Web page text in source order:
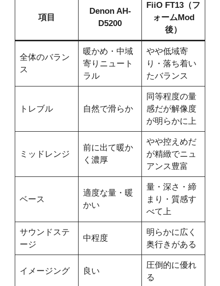
項目
Denon AH-
D5200
FiiO FT13（フ
ォームMod
後）
全体のバラン
ス
暖かめ・中域
寄りニュート
ラル
やや低域寄
り・落ち着い
たバランス
トレブル 自然で滑らか
同等程度の量
感だが解像度
が明らかに上
ミッドレンジ
前に出て暖か
く濃厚
やや控えめだ
が精緻でニュ
アンス豊富
ベース
適度な量・暖
かい
量・深さ・締
まり・質感す
べて上
サウンドステ
ージ
中程度
明らかに広く
奥行きがある
イメージング 良い
圧倒的に優れ
る